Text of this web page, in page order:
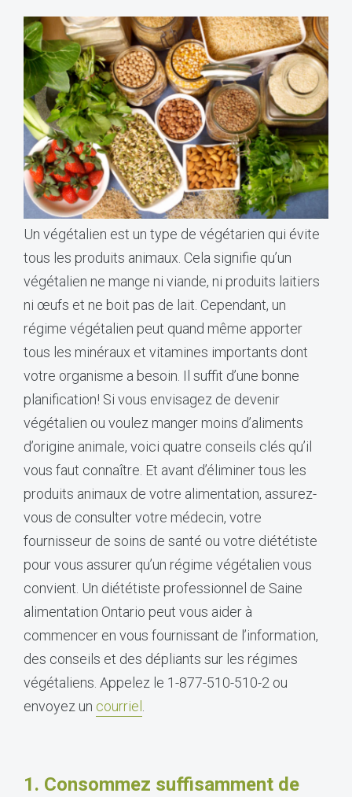
Un végétalien est un type de végétarien qui évite
tous les produits animaux. Cela signifie qu’un
végétalien ne mange ni viande, ni produits laitiers
ni œufs et ne boit pas de lait. Cependant, un
régime végétalien peut quand même apporter
tous les minéraux et vitamines importants dont
votre organisme a besoin. Il suffit d’une bonne
planification! Si vous envisagez de devenir
végétalien ou voulez manger moins d’aliments
d’origine animale, voici quatre conseils clés qu’il
vous faut connaître. Et avant d’éliminer tous les
produits animaux de votre alimentation, assurez-
vous de consulter votre médecin, votre
fournisseur de soins de santé ou votre diététiste
pour vous assurer qu’un régime végétalien vous
convient. Un diététiste professionnel de Saine
alimentation Ontario peut vous aider à
commencer en vous fournissant de l’information,
des conseils et des dépliants sur les régimes
végétaliens. Appelez le 1-877-510-510-2 ou
envoyez un courriel
1. Consommez suffisamment de